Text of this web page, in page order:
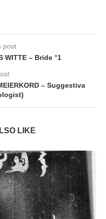
post
WITTE – Bride °1
– Suggestiva
LIKE